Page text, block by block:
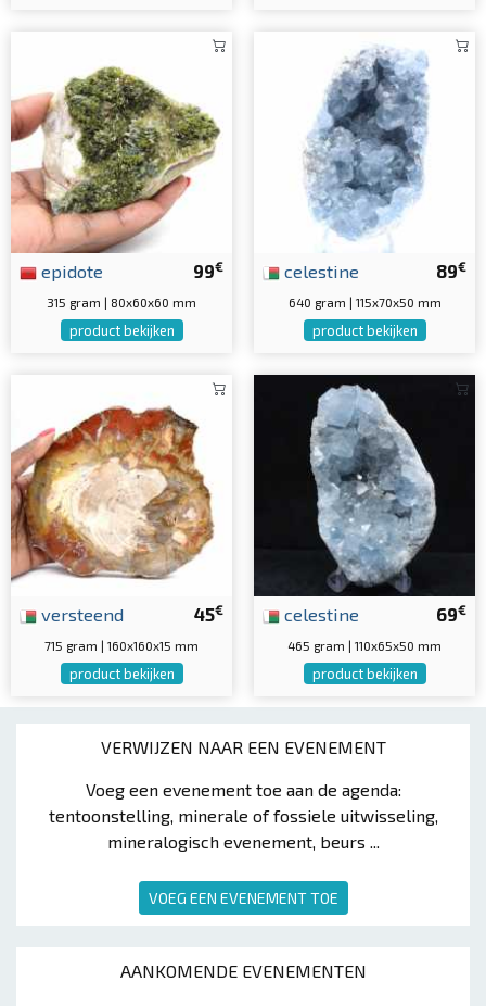
VERWIJZEN NAAR EEN EVENEMENT
Voeg een evenement toe aan de agenda:
tentoonstelling, minerale of fossiele uitwisseling,
mineralogisch evenement, beurs ...
VOEG EEN EVENEMENT TOE
AANKOMENDE EVENEMENTEN
99€
epidote
315 gram | 80x60x60 mm
product bekijken
89€
celestine
640 gram | 115x70x50 mm
product bekijken
45€
versteend
715 gram | 160x160x15 mm
product bekijken
69€
celestine
465 gram | 110x65x50 mm
product bekijken